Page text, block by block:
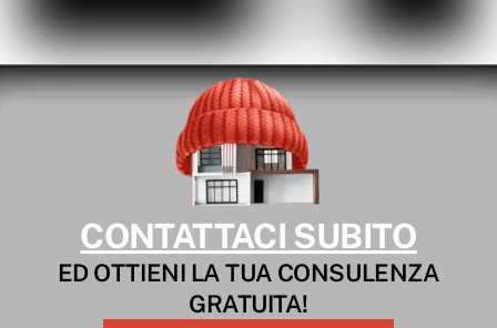
CONTATTACI SUBITO
ED OTTIENI LA TUA CONSULENZA
GRATUITA!